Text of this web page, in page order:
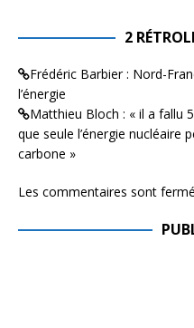
2
Frédéric Barbier : Nord-
l’énergie
Matthieu Bloch : « il a fallu
que seule l’énergie nucléaire
carbone »
Les commentaires sont